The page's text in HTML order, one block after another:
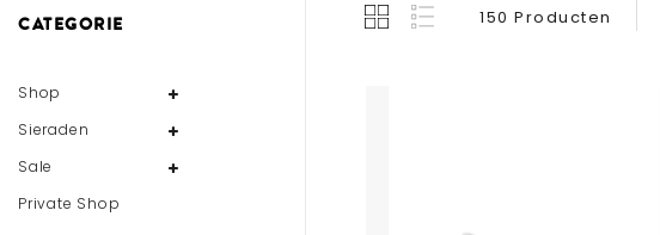
CATEGORIE
Shop
Sieraden
Sale
Private Shop
150 Producten